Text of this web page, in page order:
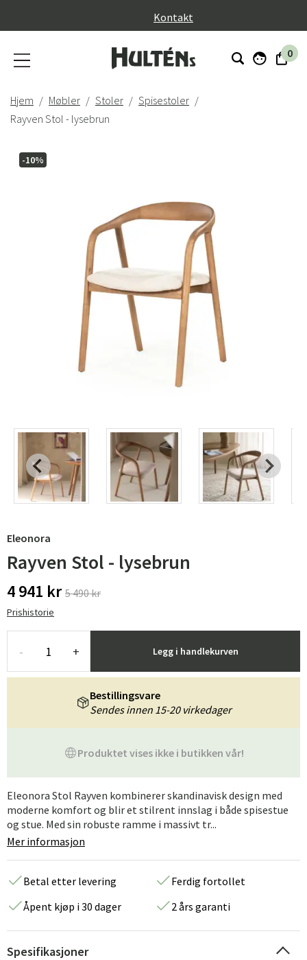
Kontakt
0
Hjem Møbler Stoler
Spisestoler
Rayven Stol - lysebrun
-10%
Eleonora
Rayven Stol - lysebrun
4 941 kr 5 490 kr
Prishistorie
- + Legg i handlekurven
Produktet vises ikke i butikken vår!
Bestillingsvare
Sendes innen 15-20 virkedager
Eleonora Stol Rayven kombinerer skandinavisk design med
moderne komfort og blir et stilrent innslag i både spisestue
og stue. Med sin robuste ramme i massivt tr...
Mer informasjon
Betal etter levering
Ferdig fortollet
Åpent kjøp i 30 dager
2 års garanti
Spesifikasjoner